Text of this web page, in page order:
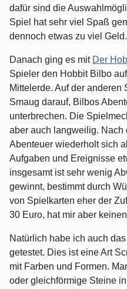
dafür sind die
Spiel hat sehr viel Spaß
dennoch etwas zu viel Geld.
Danach ging es mit Der
Spieler den Hobbit Bilbo
Mittelerde. Auf der anderen
Smaug darauf, Bilbos
unterbrechen. Die
aber auch langweilig. Nach
Abenteuer wiederholt sich
Aufgaben und Ereignisse
insgesamt ist sehr wenig
gewinnt, bestimmt durch
von Spielkarten eher der
30 Euro, hat mir aber
Natürlich habe ich auch
getestet. Dies ist eine Art
mit Farben und Formen.
oder gleichförmige Steine